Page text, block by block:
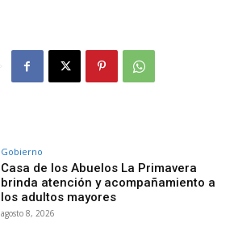
Gobierno
Casa de los Abuelos La Primavera
brinda atención y acompañamiento a
los adultos mayores
agosto 8, 2026